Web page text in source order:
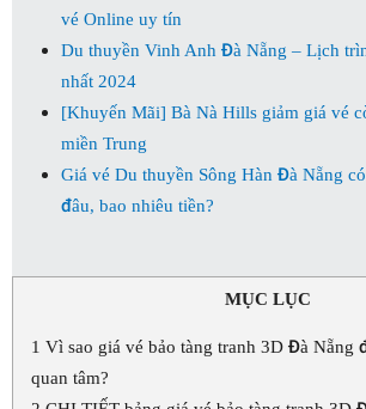
vé Online uy tín
Du thuyền Vinh Anh Đà Nẵng – Lịch
nhất 2024
[Khuyến Mãi] Bà Nà Hills giảm giá vé
miền Trung
Giá vé Du thuyền Sông Hàn Đà Nẵng
đâu, bao nhiêu tiền?
MỤC LỤC
1 Vì sao giá vé bảo tàng tranh 3D Đà Nẵng
quan tâm?